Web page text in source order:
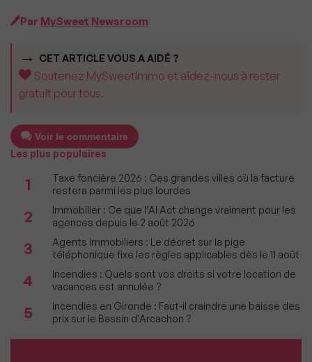
Par MySweet Newsroom
CET ARTICLE VOUS A AIDÉ ?
Soutenez MySweetImmo et aidez-nous à rester
gratuit pour tous.
Voir le commentaire
Les plus populaires
1
Taxe foncière 2026 : Ces grandes villes où la facture
restera parmi les plus lourdes
2
Immobilier : Ce que l’AI Act change vraiment pour les
agences depuis le 2 août 2026
3
Agents immobiliers : Le décret sur la pige
téléphonique fixe les règles applicables dès le 11 août
4
Incendies : Quels sont vos droits si votre location de
vacances est annulée ?
5
Incendies en Gironde : Faut-il craindre une baisse des
prix sur le Bassin d'Arcachon ?